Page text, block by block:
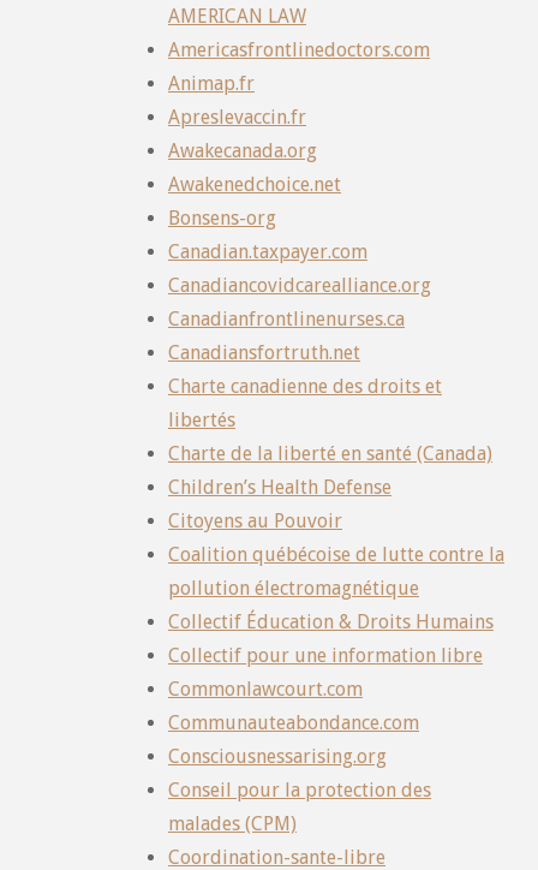
AMERICAN LAW
Americasfrontlinedoctors.com
Animap.fr
Apreslevaccin.fr
Awakecanada.org
Awakenedchoice.net
Bonsens-org
Canadian.taxpayer.com
Canadiancovidcarealliance.org
Canadianfrontlinenurses.ca
Canadiansfortruth.net
Charte canadienne des droits et
libertés
Charte de la liberté en santé (Canada)
Children’s Health Defense
Citoyens au Pouvoir
Coalition québécoise de lutte contre la
pollution électromagnétique
Collectif Éducation & Droits Humains
Collectif pour une information libre
Commonlawcourt.com
Communauteabondance.com
Consciousnessarising.org
Conseil pour la protection des
malades (CPM)
Coordination-sante-libre